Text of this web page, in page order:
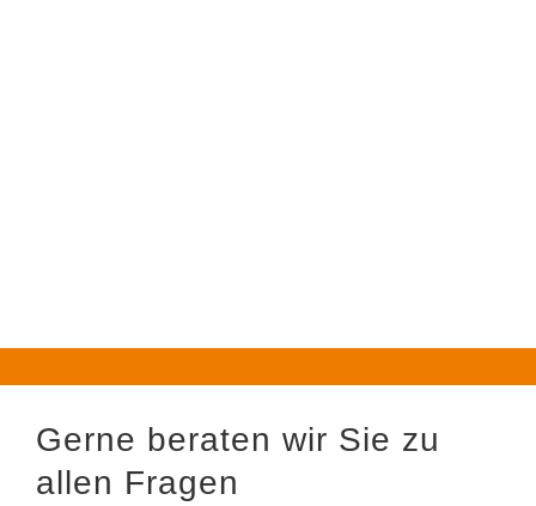
Gerne beraten wir Sie zu
allen Fragen